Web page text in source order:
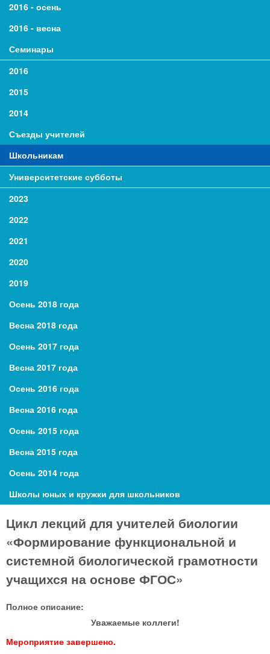
2016 - осень
2016 - весна
Семинары
2016
2015
2014
Съезды учителей
Школьникам
Университетские субботы
2023
2022
2021
2020
2019
Осень 2018 года
Весна 2018 года
Осень 2017 года
Весна 2017 года
Осень 2016 года
Весна 2016 года
Осень 2015 года
Весна 2015 года
Осень 2014 года
Школы юных и кружки для школьников
Цикл лекций для учителей биологии
«Формирование функциональной и
системной биологической грамотности
учащихся на основе ФГОС»
Полное описание:
Уважаемые коллеги!
Мероприятие завершено.